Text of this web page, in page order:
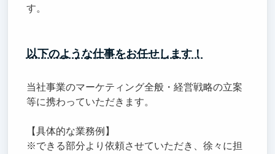
す。
以下のような仕事をお任せします！
当社事業のマーケティング全般・経営戦略の立案
等に携わっていただきます。
【具体的な業務例】
※できる部分より依頼させていただき、徐々に担